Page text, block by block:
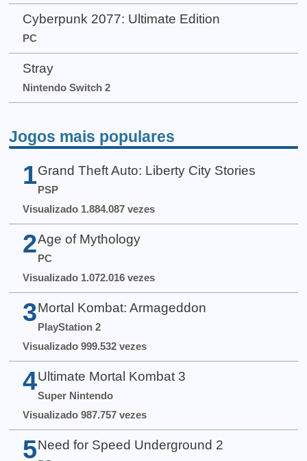
Cyberpunk 2077: Ultimate Edition
PC
Stray
Nintendo Switch 2
Jogos mais populares
1 Grand Theft Auto: Liberty City Stories
PSP
Visualizado 1.884.087 vezes
2 Age of Mythology
PC
Visualizado 1.072.016 vezes
3 Mortal Kombat: Armageddon
PlayStation 2
Visualizado 999.532 vezes
4 Ultimate Mortal Kombat 3
Super Nintendo
Visualizado 987.757 vezes
5 Need for Speed Underground 2